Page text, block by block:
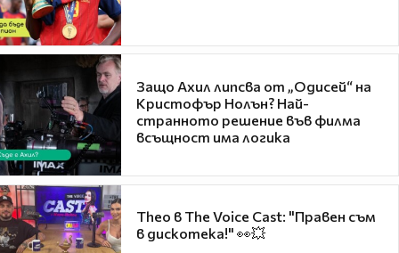
Защо Ахил липсва от „Одисей“ на
Кристофър Нолън? Най-
странното решение във филма
всъщност има логика
Theo в The Voice Cast: "Правен съм
в дискотека!" 👀💥